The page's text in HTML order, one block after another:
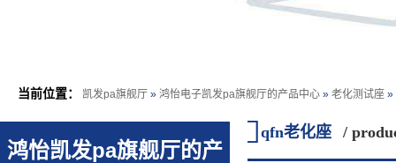
当前位置： 凯发pa旗舰厅 » 鸿怡电子凯发pa旗舰厅的产品中心 » 老化测试座 »
qfn老化座 /
鸿怡凯发pa旗舰厅的产